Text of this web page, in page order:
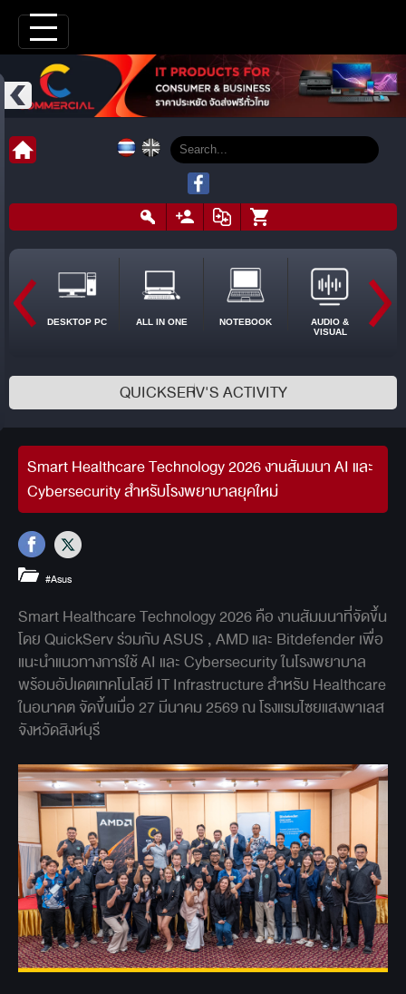
DESKTOP PC ALL IN ONE NOTEBOOK
AUDIO &
VISUAL
QUICKSERV'S ACTIVITY
Smart Healthcare Technology 2026 งานสัมมนา AI และ
Cybersecurity สำหรับโรงพยาบาลยุคใหม่
#Asus
Smart Healthcare Technology 2026 คือ งานสัมมนาที่จัดขึ้น
โดย QuickServ ร่วมกับ ASUS , AMD และ Bitdefender เพื่อ
แนะนำแนวทางการใช้ AI และ Cybersecurity ในโรงพยาบาล
พร้อมอัปเดตเทคโนโลยี IT Infrastructure สำหรับ Healthcare
ในอนาคต จัดขึ้นเมื่อ 27 มีนาคม 2569 ณ โรงแรมไซยแสงพาเลส
จังหวัดสิงห์บุรี